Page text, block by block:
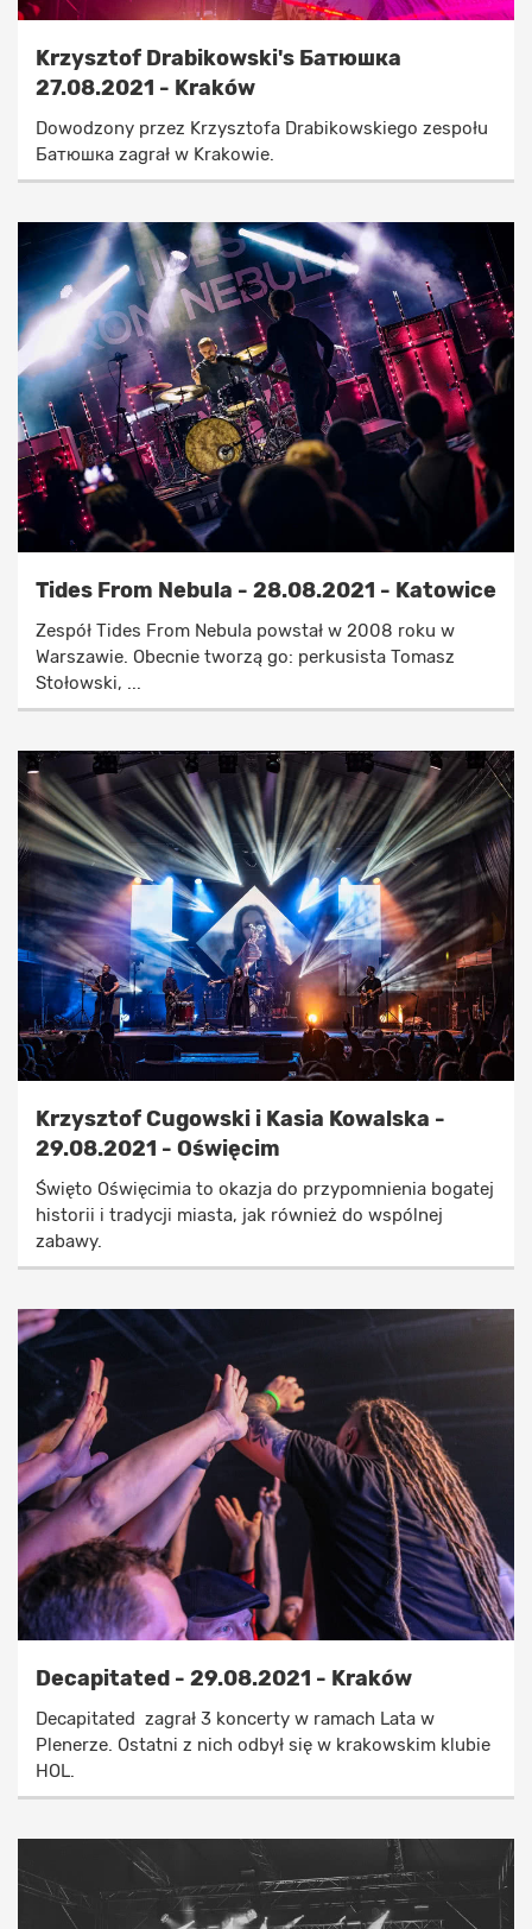
Krzysztof Drabikowski's Батюшка
27.08.2021 - Kraków
Dowodzony przez Krzysztofa Drabikowskiego zespołu
Батюшка zagrał w Krakowie.
Tides From Nebula - 28.08.2021 - Katowice
Zespół Tides From Nebula powstał w 2008 roku w
Warszawie. Obecnie tworzą go: perkusista Tomasz
Stołowski, ...
Krzysztof Cugowski i Kasia Kowalska -
29.08.2021 - Oświęcim
Święto Oświęcimia to okazja do przypomnienia bogatej
historii i tradycji miasta, jak również do wspólnej
zabawy.
Decapitated - 29.08.2021 - Kraków
Decapitated zagrał 3 koncerty w ramach Lata w
Plenerze. Ostatni z nich odbył się w krakowskim klubie
HOL.